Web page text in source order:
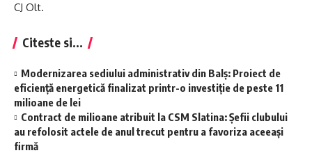
CJ Olt.
Citeste si...
Modernizarea sediului administrativ din Balș: Proiect de
eficiență energetică finalizat printr-o investiție de peste 11
milioane de lei
Contract de milioane atribuit la CSM Slatina: Şefii clubului
au refolosit actele de anul trecut pentru a favoriza aceeaşi
firmă